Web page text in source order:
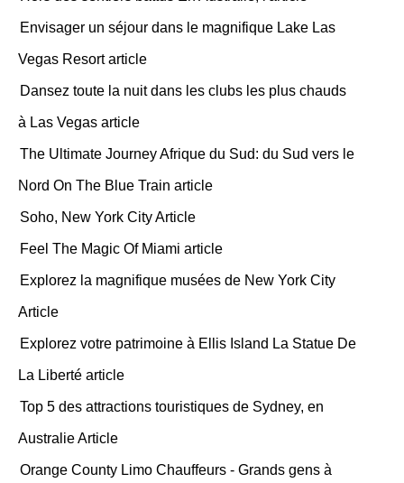
Envisager un séjour dans le magnifique Lake Las
Vegas Resort article
Dansez toute la nuit dans les clubs les plus chauds
à Las Vegas article
The Ultimate Journey Afrique du Sud: du Sud vers le
Nord On The Blue Train article
Soho, New York City Article
Feel The Magic Of Miami article
Explorez la magnifique musées de New York City
Article
Explorez votre patrimoine à Ellis Island La Statue De
La Liberté article
Top 5 des attractions touristiques de Sydney, en
Australie Article
Orange County Limo Chauffeurs - Grands gens à